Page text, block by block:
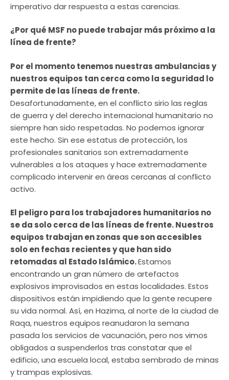
imperativo dar respuesta a estas carencias.
¿Por qué MSF no puede trabajar más próximo a la
línea de frente?
Por el momento tenemos nuestras ambulancias y
nuestros equipos tan cerca como la seguridad lo
permite de las líneas de frente.
Desafortunadamente, en el conflicto sirio las reglas
de guerra y del derecho internacional humanitario no
siempre han sido respetadas. No podemos ignorar
este hecho. Sin ese estatus de protección, los
profesionales sanitarios son extremadamente
vulnerables a los ataques y hace extremadamente
complicado intervenir en áreas cercanas al conflicto
activo.
El peligro para los trabajadores humanitarios no
se da solo cerca de las líneas de frente. Nuestros
equipos trabajan en zonas que son accesibles
solo en fechas recientes y que han sido
retomadas al Estado Islámico.Estamos
encontrando un gran número de artefactos
explosivos improvisados en estas localidades. Estos
dispositivos están impidiendo que la gente recupere
su vida normal. Así, en Hazima, al norte de la ciudad de
Raqa, nuestros equipos reanudaron la semana
pasada los servicios de vacunación, pero nos vimos
obligados a suspenderlos tras constatar que el
edificio, una escuela local, estaba sembrado de minas
y trampas explosivas.